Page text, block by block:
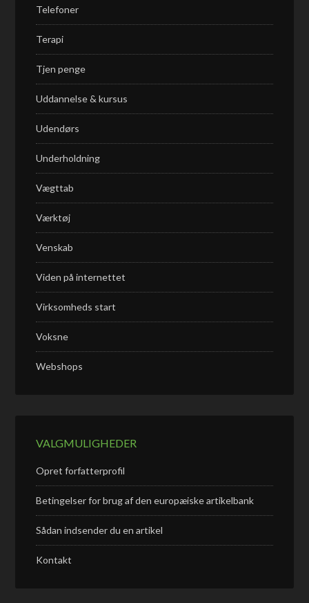
Telefoner
Terapi
Tjen penge
Uddannelse & kursus
Udendørs
Underholdning
Vægttab
Værktøj
Venskab
Viden på internettet
Virksomheds start
Voksne
Webshops
VALGMULIGHEDER
Opret forfatterprofil
Betingelser for brug af den europæiske artikelbank
Sådan indsender du en artikel
Kontakt